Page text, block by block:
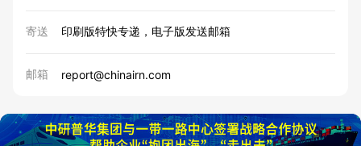
寄送 印刷版特快专递，电子版发送邮箱
邮箱 report@chinairn.com